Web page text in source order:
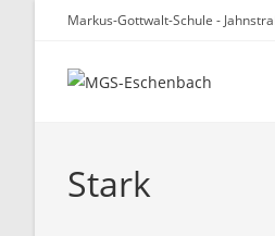
Markus-Gottwalt-Schule -
Stark